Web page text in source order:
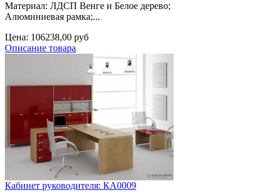
Материал: ЛДСП Венге и Белое дерево;
Алюминиевая рамка;...
Цена: 106238,00 руб
Описание товара
Кабинет руководителя: КА0009